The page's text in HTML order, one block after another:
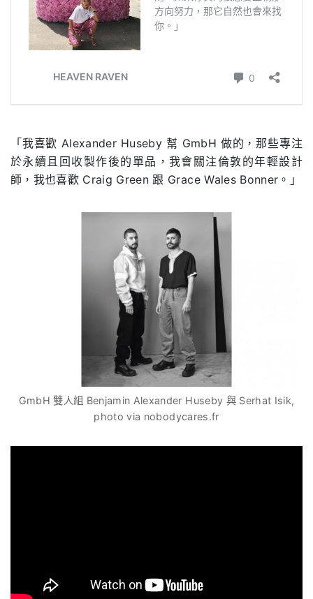
「我喜歡 Alexander Huseby 幫 GmbH 做的，那些專注
於永續且回收製作後的單品，我會關注倫敦的年輕設計
師，我也喜歡 Craig Green 跟 Grace Wales Bonner 。」
GmbH 雙人組 Benjamin Alexander Huseby 與 Serhat Isik,
photo via nobodycares.fr